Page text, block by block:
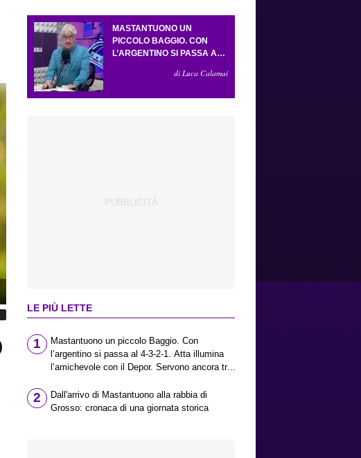
MASTANTUONO UN
PICCOLO BAGGIO. CON
L’ARGENTINO SI PASSA AL
L’AMICHEVOLE CON IL
di Luca Calamai
LE PIÙ LETTE
1
Mastantuono un piccolo Baggio. Con
l’argentino si passa al 4-3-2-1. Atta illumina
l’amichevole con il Depor. Servono ancora tre
Antognoni, un finale senza vincitori
2
Dall'arrivo di Mastantuono alla rabbia di
Grosso: cronaca di una giornata storica